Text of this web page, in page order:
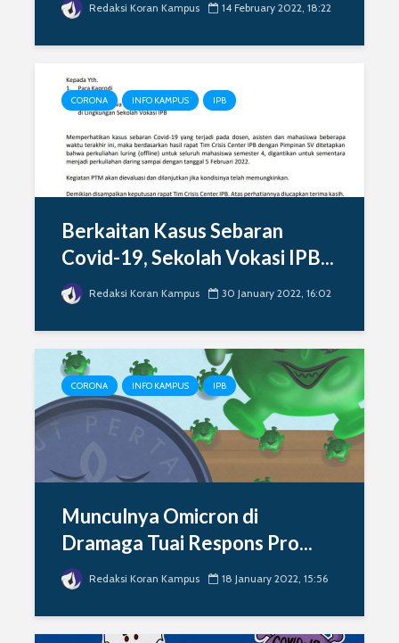
Redaksi Koran Kampus 14 February 2022, 18:22
CORONA INFO KAMPUS IPB
Berkaitan Kasus Sebaran
Covid-19, Sekolah Vokasi IPB...
Redaksi Koran Kampus 30 January 2022, 16:02
CORONA INFO KAMPUS IPB
Munculnya Omicron di
Dramaga Tuai Respons Pro...
Redaksi Koran Kampus 18 January 2022, 15:56